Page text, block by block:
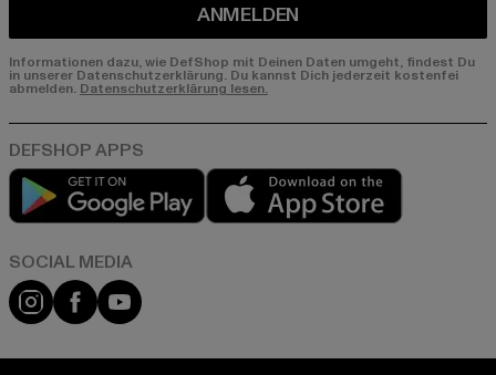
ANMELDEN
Informationen dazu, wie DefShop mit Deinen Daten umgeht, findest Du
in unserer Datenschutzerklärung. Du kannst Dich jederzeit kostenfei
abmelden. Datenschutzerklärung lesen.
Play market
Instagram
FacebookYouTube